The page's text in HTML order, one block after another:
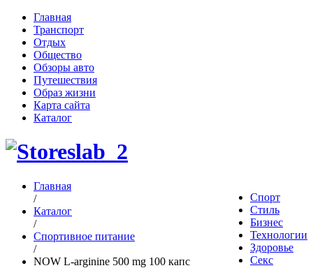
Главная
Транспорт
Отдых
Общество
Обзоры авто
Путешествия
Образ жизни
Карта сайта
Каталог
Спорт
Стиль
Бизнес
Технологии
Здоровье
Секс
Главная
/
Каталог
/
Спортивное питание
/
NOW L-arginine 500 mg 100 капс